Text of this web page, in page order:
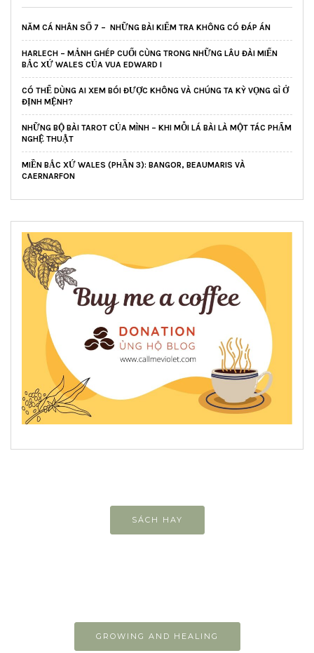
NĂM CÁ NHÂN SỐ 7 – NHỮNG BÀI KIỂM TRA KHÔNG CÓ ĐÁP ÁN
HARLECH – MẢNH GHÉP CUỐI CÙNG TRONG NHỮNG LÂU ĐÀI MIẾN
BẮC XỨ WALES CỦA VUA EDWARD I
CÓ THỂ DÙNG AI XEM BÓI ĐƯỢC KHÔNG VÀ CHÚNG TA KỲ VỌNG GÌ Ở
ĐỊNH MỆNH?
NHỮNG BỘ BÀI TAROT CỦA MÌNH – KHI MỖI LÁ BÀI LÀ MỘT TÁC PHẨM
NGHỆ THUẬT
MIỀN BẮC XỨ WALES (PHẦN 3): BANGOR, BEAUMARIS VÀ
CAERNARFON
SÁCH HAY
GROWING AND HEALING